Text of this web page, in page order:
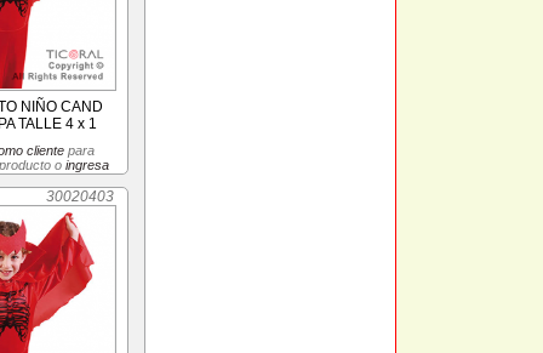
NIÑO CAND
TALLE 4 x 1
clientepara
o ingresa
30020403